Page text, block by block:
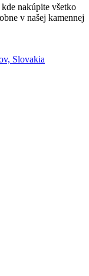
nakúpite všetko
v našej kamennej
Slovakia